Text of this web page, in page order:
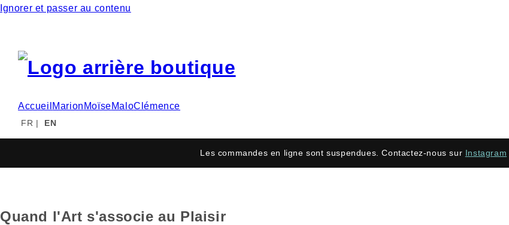
Ignorer et passer au contenu
Accueil Marion MoïseMaloClémence
FR | EN
Les commandes en ligne sont suspendues. Contactez-nous sur Instagram
Quand l'Art s'associe au Plaisir